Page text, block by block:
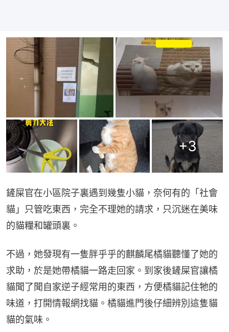
+3
鏟屎官在小區院子裏遇到幾隻小貓，奈何有的「社會
貓」只管吃東西，完全不理她的請求，只沉迷在美味
的貓糧和罐頭裏。
不過，她發現有一隻胖乎乎的麒麟尾橘貓聽懂了她的
求助，於是她帶橘貓一路走回家。到家後鏟屎官讓橘
貓聞了聞自家逆子經常用的東西，方便橘貓記住牠的
味道，打開情報網找貓。橘貓進門後仔細辨別這隻貓
貓的氣味。